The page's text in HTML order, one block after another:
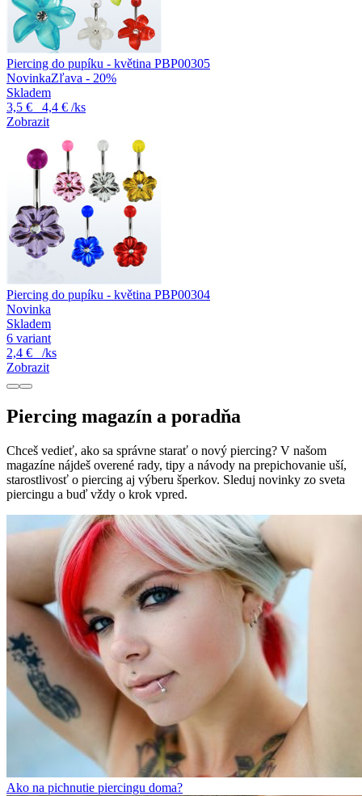
Piercing do pupíku - květina PBP00305
NovinkaZľava - 20%
Skladem
3,5 €
4,4 € /ks
Zobrazit
Piercing do pupíku - květina PBP00304
Novinka
Skladem
6 variant
2,4 €
/ks
Zobrazit
Piercing magazín a poradňa
Chceš vedieť, ako sa správne starať o nový piercing? V našom
magazíne nájdeš overené rady, tipy a návody na prepichovanie uší,
starostlivosť o piercing aj výberu šperkov. Sleduj novinky zo sveta
piercingu a buď vždy o krok vpred.
Ako na pichnutie piercingu doma?